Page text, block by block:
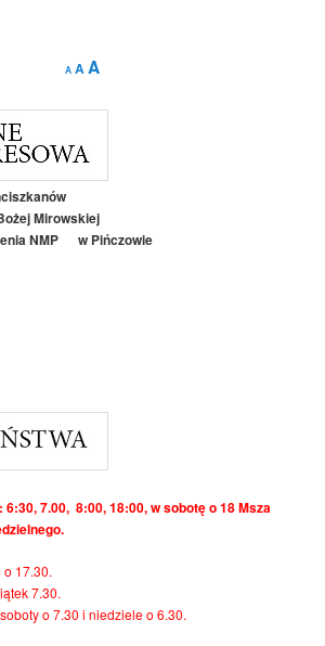
A
Decrease
font
A Reset
AIncrease
Mirowskiej
NMP w Pińczowie
6:30, 7.00, 8:00, 18:00, w sobotę o 18 Msza
o 17.30.
7.30.
o 7.30 i niedziele o 6.30.